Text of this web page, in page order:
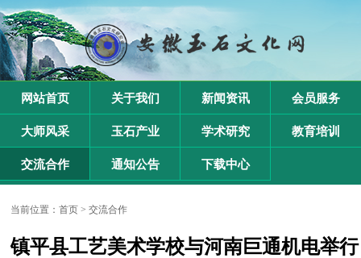
网站首页 关于我们 新闻资讯 会员服务
大师风采 玉石产业 学术研究 教育培训
交流合作 通知公告 下载中心
当前位置：首页 >交流合作
镇平县工艺美术学校与河南巨通机电举行